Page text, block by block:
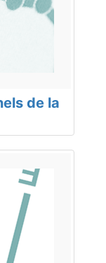
de la